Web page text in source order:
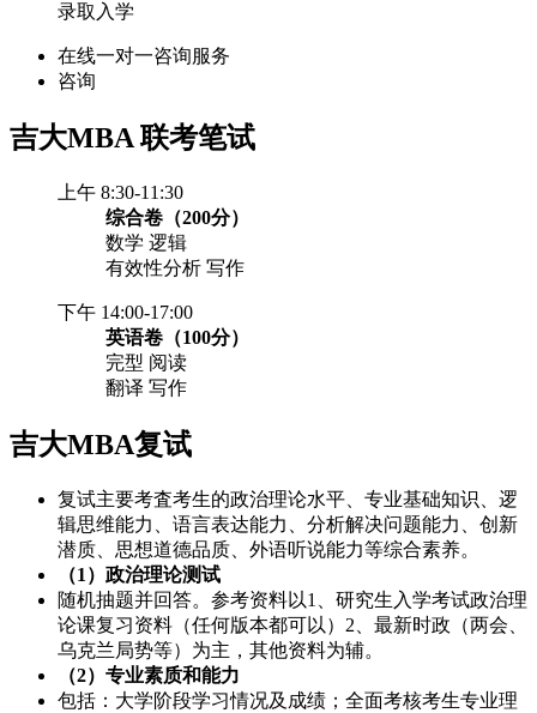
录取入学
在线一对一咨询服务
咨询
吉大MBA联考笔试
上午 8:30-11:30
综合卷（200分）
数学 逻辑
有效性分析 写作
下午 14:00-17:00
英语卷（100分）
完型 阅读
翻译 写作
吉大MBA复试
复试主要考査考生的政治理论水平、专业基础知识、逻
辑思维能力、语言表达能力、分析解决问题能力、创新
潜质、思想道德品质、外语听说能力等综合素养。
（1）政治理论测试
随机抽题并回答。参考资料以1、研究生入学考试政治理
论课复习资料（任何版本都可以）2、最新时政（两会、
乌克兰局势等）为主，其他资料为辅。
（2）专业素质和能力
包括：大学阶段学习情况及成绩；全面考核考生专业理